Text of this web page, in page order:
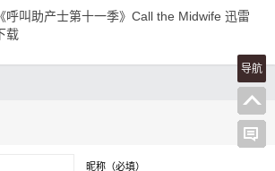
《呼叫助产士第十一季》Call the Midwife 迅雷
载
昵称（必填）
导航